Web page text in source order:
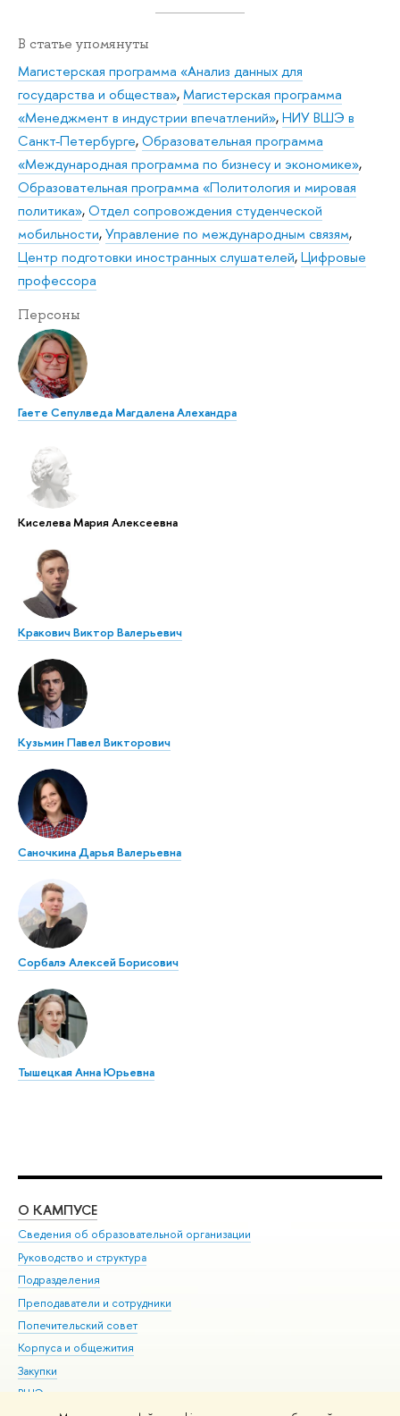
В статье упомянуты
Магистерская программа «Анализ данных для
государства и общества»,Магистерская программа
«Менеджмент в индустрии впечатлений»,НИУ ВШЭ в
Санкт-Петербурге,Образовательная программа
«Международная программа по бизнесу и экономике»,
Образовательная программа «Политология и мировая
политика»,Отдел сопровождения студенческой
мобильности,Управление по международным связям,
Центр подготовки иностранных слушателей,Цифровые
профессора
Персоны
Гаете Сепулведа Магдалена Алехандра
Киселева Мария Алексеевна
Кракович Виктор Валерьевич
Кузьмин Павел Викторович
Саночкина Дарья Валерьевна
Сорбалэ Алексей Борисович
Тышецкая Анна Юрьевна
О КАМПУСЕ
Сведения об образовательной организации
Руководство и структура
Подразделения
Преподаватели и сотрудники
Попечительский совет
Корпуса и общежития
Закупки
ВШЭ для студентов с ограниченными возможностями
здоровья и инвалидностью